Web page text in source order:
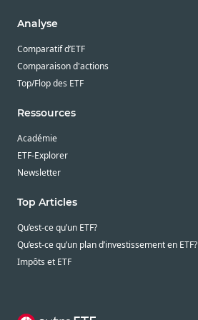
Analyse
Comparatif d’ETF
Comparaison d'actions
Top/Flop des ETF
Ressources
Académie
ETF-Explorer
Newsletter
Top Articles
Qu’est-ce qu’un ETF?
Qu’est-ce qu’un plan d’investissement en ETF?
Impôts et ETF